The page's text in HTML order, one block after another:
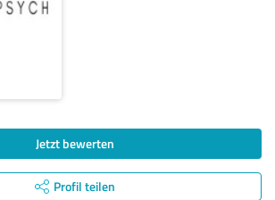
Jetzt bewerten
Profil teilen